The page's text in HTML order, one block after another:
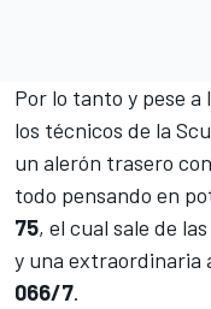
Por lo tanto y pese a
los técnicos de la
un alerón trasero
todo pensando en
75, el cual sale de
y una extraordinaria
066/7.